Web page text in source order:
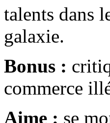
talents dans
galaxie.
Bonus :
commerce
Aime : se